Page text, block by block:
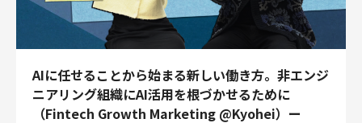
AIに任せることから始まる新しい働き方。非エンジ
ニアリング組織にAI活用を根づかせるために
（Fintech Growth Marketing @Kyohei）ー